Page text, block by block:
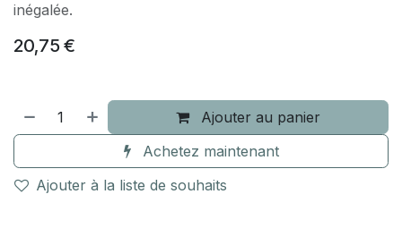
inégalée.
20,75 €
Ajouter au panier
Achetez maintenant
Ajouter à la liste de souhaits